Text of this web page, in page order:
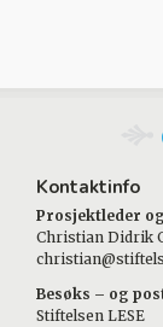
Kontaktinfo
Prosjektleder
Christian Didrik
Besøks – og
Stiftelsen LESE